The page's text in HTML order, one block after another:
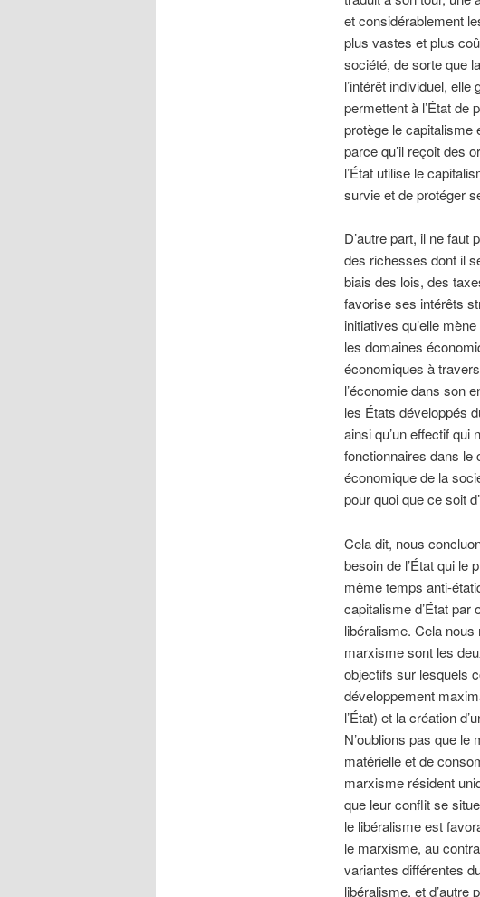
et considérablement
plus vastes et plus
société, de sorte que
l’intérêt individuel,
permettent à l’État de
protège le capitalisme
parce qu’il reçoit des
l’État utilise le
survie et de protéger
D’autre part, il ne faut
des richesses dont il
biais des lois, des
favorise ses intérêts
initiatives qu’elle
les domaines
économiques à
l’économie dans son
les États développés
ainsi qu’un effectif qui
fonctionnaires dans le
économique de la
pour quoi que ce soit
Cela dit, nous
besoin de l’État qui le
même temps anti-
capitalisme d’État
libéralisme. Cela
marxisme sont les
objectifs sur lesquels
développement
l’État) et la création
N’oublions pas que
matérielle et de
marxisme résident
que leur conflit se
le libéralisme est
le marxisme, au
variantes différentes
libéralisme, et d’autre